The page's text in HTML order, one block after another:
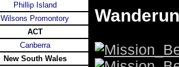
Phillip Island
Wilsons Promontory
ACT
Canberra
New South Wales